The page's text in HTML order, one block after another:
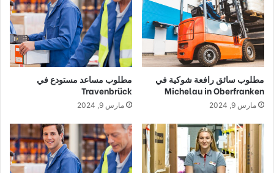
مطلوب سائق رافعة شوكية في
Michelau in Oberfranken
مارس 9, 2024
مطلوب مساعد مستودع في
Travenbrück
مارس 9, 2024